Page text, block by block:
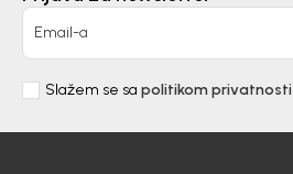
Email-a
Slažem se sa politikom privatnosti